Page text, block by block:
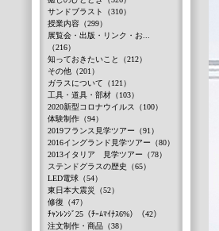
サンドブラスト（310）
授業内容（299）
展覧会・出版・リンク・お...
（216）
知っておきたいこと（212）
その他（201）
ガラスについて（121）
工具・道具・部材（103）
2020新型コロナウイルス（100）
体験制作（94）
2019フランス見学ツアー（91）
2016イングランド見学ツアー（80）
2013イタリア 見学ツアー（78）
ステンドグラスの歴史（65）
LED電球（54）
東日本大震災（52）
修復（47）
ﾁｬﾝﾚﾝｼﾞ25（ﾁｰﾑﾏｲﾅｽ6%）（42）
注文制作・商品（38）